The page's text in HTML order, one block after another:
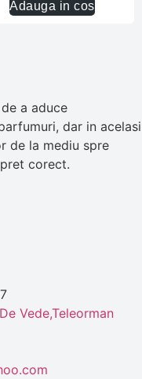
Adauga in cos
a aduce
dar in acelasi
de la mediu spre
corect.
Vede,Teleorman